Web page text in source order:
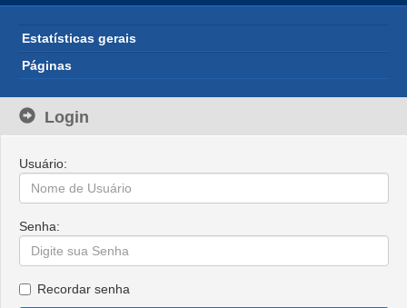
Estatísticas gerais
Páginas
Login
Usuário:
Senha:
Recordar senha